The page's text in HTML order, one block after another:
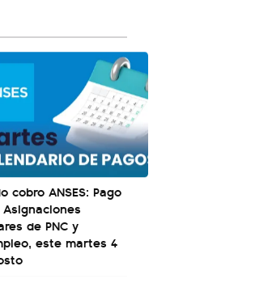
cobro ANSES: Pago
de PNC y
este martes 4